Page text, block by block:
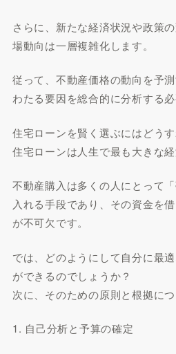
さらに、新たな経済状況や政策
場動向は一層複雑化します。
従って、不動産価格の動向を予
わたる要因を総合的に分析する必
住宅ローンを賢く選ぶにはどう
住宅ローンは人生で最も大きな経
不動産購入は多くの人にとって
入れる手段であり、その資金を
が不可欠です。
では、どのようにして自分に最
ができるのでしょうか？
次に、そのための原則と根拠に
1. 自己分析と予算の確定